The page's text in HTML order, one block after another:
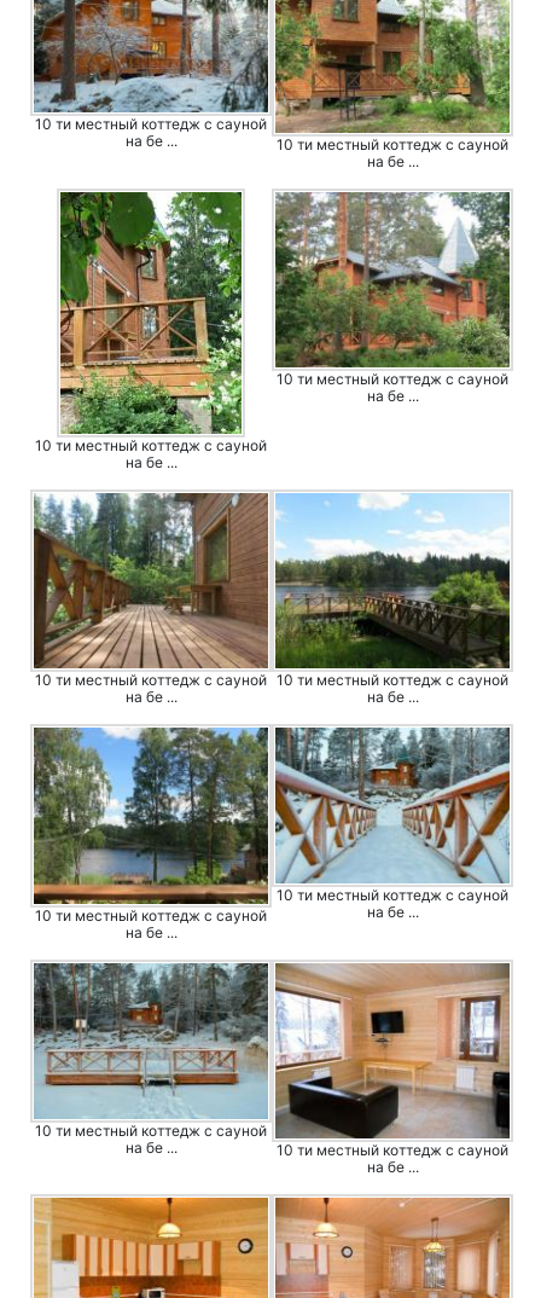
10 ти местный коттедж с сауной
на бе ...
10 ти местный коттедж с сауной
на бе ...
10 ти местный коттедж с сауной
на бе ...
10 ти местный коттедж с сауной
на бе ...
10 ти местный коттедж с сауной
на бе ...
10 ти местный коттедж с сауной
на бе ...
10 ти местный коттедж с сауной
на бе ...
10 ти местный коттедж с сауной
на бе ...
10 ти местный коттедж с сауной
на бе ...
10 ти местный коттедж с сауной
на бе ...